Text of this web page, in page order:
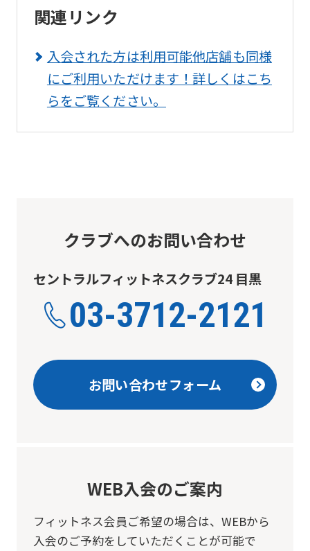
関連リンク
入会された方は利用可能他店舗も同様
にご利用いただけます！詳しくはこち
らをご覧ください。
クラブへのお問い合わせ
セントラルフィットネスクラブ24 目黒
03-3712-2121
お問い合わせフォーム
WEB入会のご案内
フィットネス会員ご希望の場合は、 WEBから
入会のご予約をしていただくことが可能で
ask
that
you
the
service.
Automatic